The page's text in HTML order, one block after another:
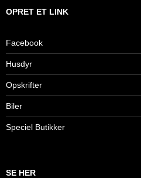
OPRET ET LINK
Facebook
Husdyr
Opskrifter
Biler
Speciel Butikker
SE HER